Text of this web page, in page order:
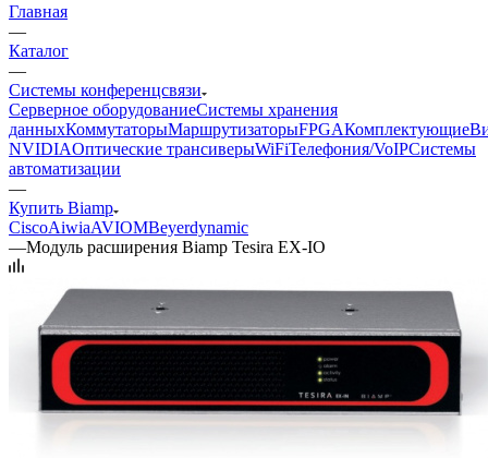
Главная
—
Каталог
—
Системы конференцсвязи
Серверное оборудованиеСистемы хранения
данныхКоммутаторыМаршрутизаторыFPGAКомплектующие
NVIDIAОптические трансиверыWiFiТелефония/VoIPСистемы
автоматизации
—
Купить Biamp
CiscoAiwiaAVIOMBeyerdynamic
—Модуль расширения Biamp Tesira EX-IO